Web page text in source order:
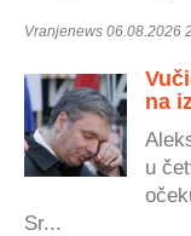
Vranjenews 06.08.2026
na
u
Sr...